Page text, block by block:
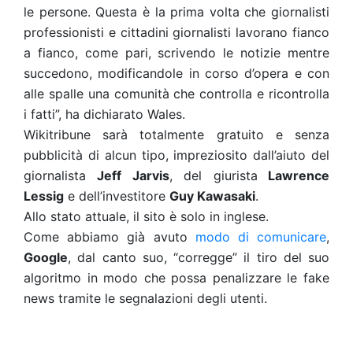
le persone. Questa è la prima volta che giornalisti
professionisti e cittadini giornalisti lavorano fianco
a fianco, come pari, scrivendo le notizie mentre
succedono, modificandole in corso d’opera e con
alle spalle una comunità che controlla e ricontrolla
i fatti”, ha dichiarato Wales.
Wikitribune sarà totalmente gratuito e senza
pubblicità di alcun tipo, impreziosito dall’aiuto del
giornalistaJeff Jarvis, del giurista Lawrence
Lessig e dell’investitore Guy Kawasaki.
Allo stato attuale, il sito è solo in inglese.
Come abbiamo già avuto modo di comunicare,
Google, dal canto suo, “corregge” il tiro del suo
algoritmo in modo che possa penalizzare le fake
news tramite le segnalazioni degli utenti.